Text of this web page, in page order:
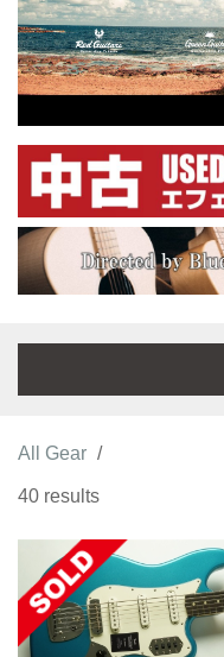
All Gear
40 results